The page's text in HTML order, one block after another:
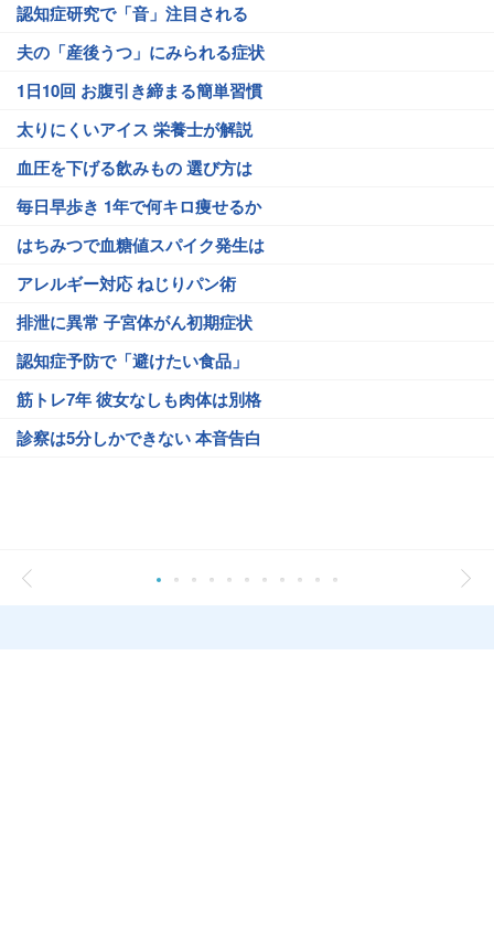
認知症研究で「音」注目される
夫の「産後うつ」にみられる症状
1日10回 お腹引き締まる簡単習慣
太りにくいアイス 栄養士が解説
血圧を下げる飲みもの 選び方は
毎日早歩き 1年で何キロ痩せるか
はちみつで血糖値スパイク発生は
アレルギー対応 ねじりパン術
排泄に異常 子宮体がん初期症状
認知症予防で「避けたい食品」
筋トレ7年 彼女なしも肉体は別格
診察は5分しかできない 本音告白